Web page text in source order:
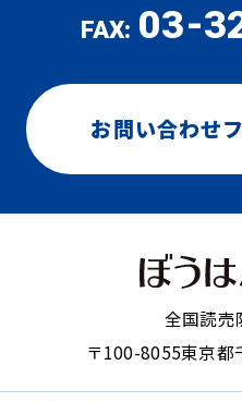
FAX: 03-
お問い合わせ
全国読売
〒100-8055東京都